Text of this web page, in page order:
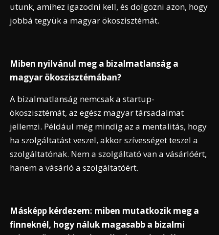
utunk, amihez igazodni kell, és dolgozni azon, hogy
jobbá tegyük a magyar ökoszisztémát.
Miben nyilvánul meg a bizalmatlanság a
magyar ökoszisztémában?
A bizalmatlanság nemcsak a startup-
ökoszisztémát, az egész magyar társadalmat
jellemzi. Például még mindig az a mentalitás, hogy
ha szolgáltatást veszel, akkor szívességet teszel a
szolgáltatónak. Nem a szolgáltató van a vásárlóért,
hanem a vásárló a szolgáltatóért.
Másképp kérdezem: miben mutatkozik meg a
finneknél, hogy náluk magasabb a bizalmi